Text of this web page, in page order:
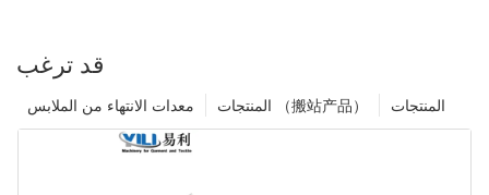
قد ترغب
المنتجات المنتجات （搬站产品） معدات الانتهاء من الملابس